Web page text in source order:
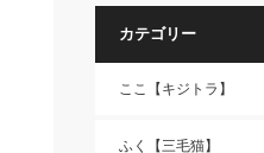
カテゴリー
ここ【キジトラ】
ふく【三毛猫】